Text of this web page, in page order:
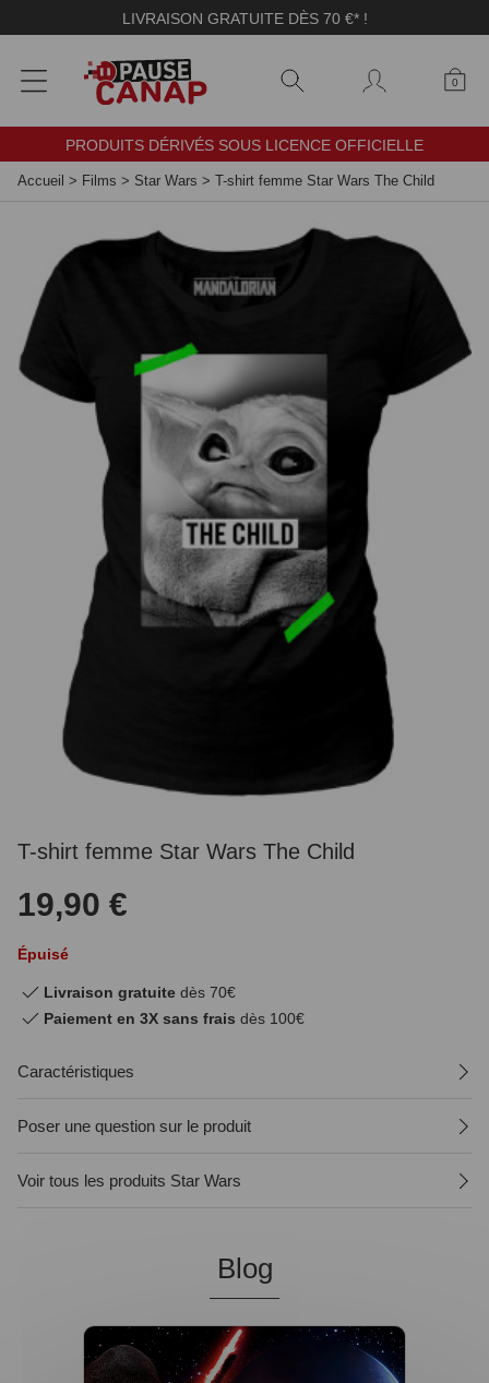
LIVRAISON GRATUITE DÈS 70 €* !
0
PRODUITS DÉRIVÉS SOUS LICENCE OFFICIELLE
Accueil > Films > Star Wars > T-shirt femme Star Wars The Child
T-shirt femme Star Wars The Child
19,90 €
Épuisé
Livraison gratuite dès 70€
Paiement en 3X sans frais dès 100€
Caractéristiques
Poser une question sur le produit
Voir tous les produits Star Wars
Blog
Panneau de gestion des cookies